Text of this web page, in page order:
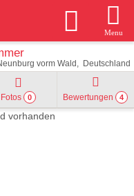
Menu
vorm Wald Deutschland
Fotos 0 Bewertungen 4